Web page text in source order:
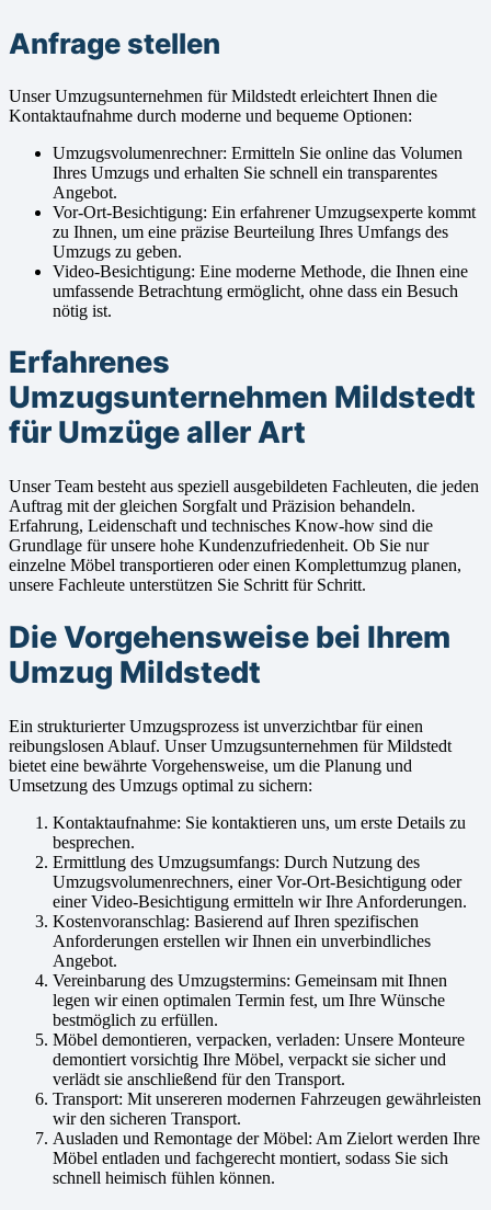
Anfrage stellen
Unser Umzugsunternehmen für Mildstedt erleichtert Ihnen die
Kontaktaufnahme durch moderne und bequeme Optionen:
Umzugsvolumenrechner: Ermitteln Sie online das Volumen
Ihres Umzugs und erhalten Sie schnell ein transparentes
Angebot.
Vor-Ort-Besichtigung: Ein erfahrener Umzugsexperte kommt
zu Ihnen, um eine präzise Beurteilung Ihres Umfangs des
Umzugs zu geben.
Video-Besichtigung: Eine moderne Methode, die Ihnen eine
umfassende Betrachtung ermöglicht, ohne dass ein Besuch
nötig ist.
Erfahrenes
Umzugsunternehmen Mildstedt
für Umzüge aller Art
Unser Team besteht aus speziell ausgebildeten Fachleuten, die jeden
Auftrag mit der gleichen Sorgfalt und Präzision behandeln.
Erfahrung, Leidenschaft und technisches Know-how sind die
Grundlage für unsere hohe Kundenzufriedenheit. Ob Sie nur
einzelne Möbel transportieren oder einen Komplettumzug planen,
unsere Fachleute unterstützen Sie Schritt für Schritt.
Die Vorgehensweise bei Ihrem
Umzug Mildstedt
Ein strukturierter Umzugsprozess ist unverzichtbar für einen
reibungslosen Ablauf. Unser Umzugsunternehmen für Mildstedt
bietet eine bewährte Vorgehensweise, um die Planung und
Umsetzung des Umzugs optimal zu sichern:
Kontaktaufnahme: Sie kontaktieren uns, um erste Details zu
besprechen.
Ermittlung des Umzugsumfangs: Durch Nutzung des
Umzugsvolumenrechners, einer Vor-Ort-Besichtigung oder
einer Video-Besichtigung ermitteln wir Ihre Anforderungen.
Kostenvoranschlag: Basierend auf Ihren spezifischen
Anforderungen erstellen wir Ihnen ein unverbindliches
Angebot.
Vereinbarung des Umzugstermins: Gemeinsam mit Ihnen
legen wir einen optimalen Termin fest, um Ihre Wünsche
bestmöglich zu erfüllen.
Möbel demontieren, verpacken, verladen: Unsere Monteure
demontiert vorsichtig Ihre Möbel, verpackt sie sicher und
verlädt sie anschließend für den Transport.
Transport: Mit unsereren modernen Fahrzeugen gewährleisten
wir den sicheren Transport.
Ausladen und Remontage der Möbel: Am Zielort werden Ihre
Möbel entladen und fachgerecht montiert, sodass Sie sich
schnell heimisch fühlen können.